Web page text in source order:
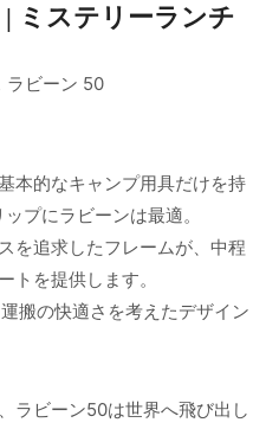
ミステリーランチ
ラビーン 50
本的なキャンプ用具だけを持
プにラビーンは最適。
を追求したフレームが、中程
トを提供します。
搬の快適さを考えたデザイン
ラビーン50は世界へ飛び出し